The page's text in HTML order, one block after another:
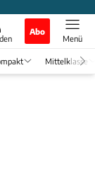
Abo
Menü
Mittelklasse